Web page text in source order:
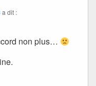
a dit :
non plus…